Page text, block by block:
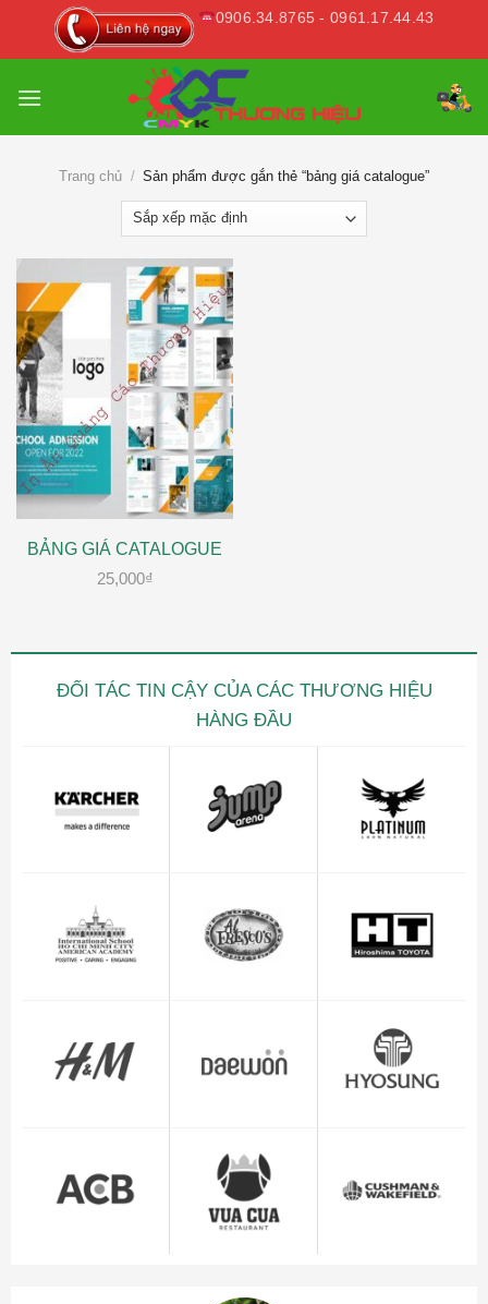
0906.34.8765 - 0961.17.44.43
Trang chủ / Sản phẩm được gắn thẻ “bảng giá catalogue”
BẢNG GIÁ CATALOGUE
25,000₫
ĐỐI TÁC TIN CẬY CỦA CÁC THƯƠNG HIỆU
HÀNG ĐẦU